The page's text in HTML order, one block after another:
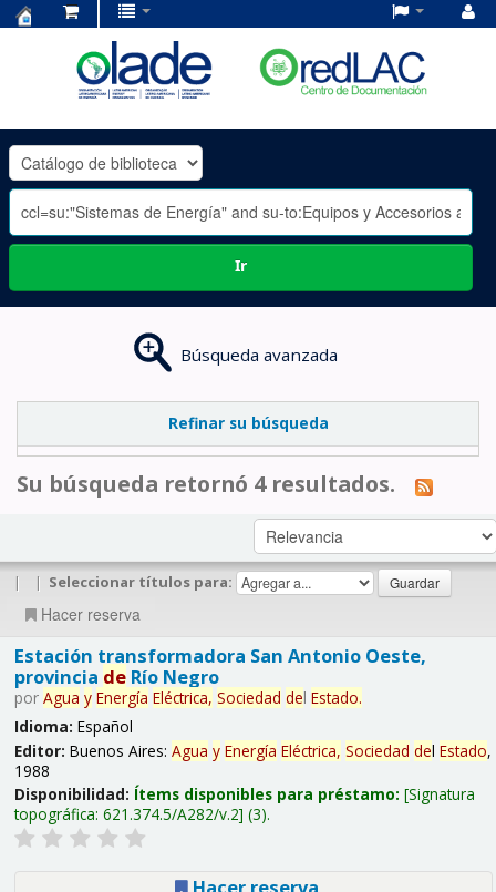
OLADE
-
Ir
Búsqueda avanzada
Refinar su búsqueda
Su búsqueda retornó 4 resultados.
| | Seleccionar títulos para:
Hacer reserva
Estación transformadora San Antonio Oeste,
provincia deRío Negro
por Agua y Energía Eléctrica, Sociedad del Estado.
Idioma: Español
Editor: Buenos Aires: Agua y Energía Eléctrica, Sociedad del Estado,
1988
Disponibilidad: Ítems disponibles para préstamo: Signatura
topográfica: 621.374.5/A282/v.2 (3).
Hacer reserva